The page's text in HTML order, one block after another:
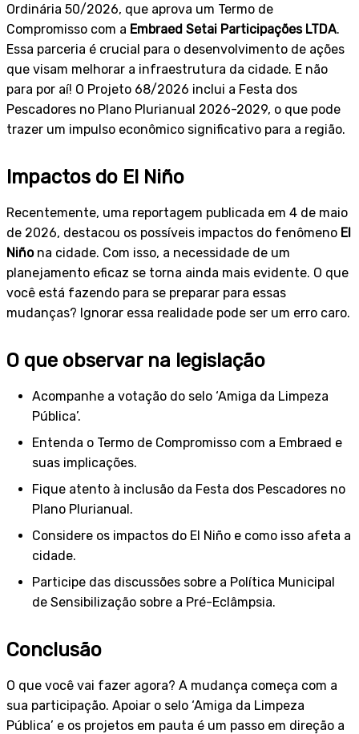
Ordinária 50/2026, que aprova um Termo de
Compromisso com a Embraed Setai Participações LTDA.
Essa parceria é crucial para o desenvolvimento de ações
que visam melhorar a infraestrutura da cidade. E não
para por aí! O Projeto 68/2026 inclui a Festa dos
Pescadores no Plano Plurianual 2026-2029, o que pode
trazer um impulso econômico significativo para a região.
Impactos do El Niño
Recentemente, uma reportagem publicada em 4 de maio
de 2026, destacou os possíveis impactos do fenômeno El
Niñona cidade. Com isso, a necessidade de um
planejamento eficaz se torna ainda mais evidente. O que
você está fazendo para se preparar para essas
mudanças? Ignorar essa realidade pode ser um erro caro.
O que observar na legislação
Acompanhe a votação do selo ‘Amiga da Limpeza
Pública’.
Entenda o Termo de Compromisso com a Embraed e
suas implicações.
Fique atento à inclusão da Festa dos Pescadores no
Plano Plurianual.
Considere os impactos do El Niño e como isso afeta a
cidade.
Participe das discussões sobre a Política Municipal
de Sensibilização sobre a Pré-Eclâmpsia.
Conclusão
O que você vai fazer agora? A mudança começa com a
sua participação. Apoiar o selo ‘Amiga da Limpeza
Pública’ e os projetos em pauta é um passo em direção a